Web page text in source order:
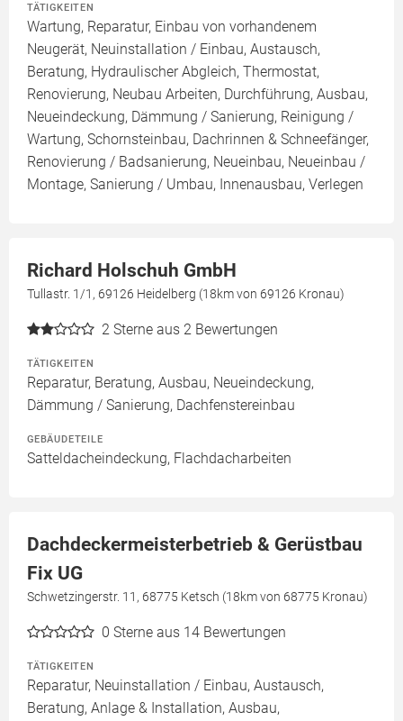
TÄTIGKEITEN
Wartung, Reparatur, Einbau von vorhandenem
Neugerät, Neuinstallation / Einbau, Austausch,
Beratung, Hydraulischer Abgleich, Thermostat,
Renovierung, Neubau Arbeiten, Durchführung, Ausbau,
Neueindeckung, Dämmung / Sanierung, Reinigung /
Wartung, Schornsteinbau, Dachrinnen & Schneefänger,
Renovierung / Badsanierung, Neueinbau, Neueinbau /
Montage, Sanierung / Umbau, Innenausbau, Verlegen
Richard Holschuh GmbH
Tullastr. 1/1, 69126 Heidelberg (18km von 69126 Kronau)
2 Sterne aus 2 Bewertungen
TÄTIGKEITEN
Reparatur, Beratung, Ausbau, Neueindeckung,
Dämmung / Sanierung, Dachfenstereinbau
GEBÄUDETEILE
Satteldacheindeckung, Flachdacharbeiten
Dachdeckermeisterbetrieb & Gerüstbau
Fix UG
Schwetzingerstr. 11, 68775 Ketsch (18km von 68775 Kronau)
0 Sterne aus 14 Bewertungen
TÄTIGKEITEN
Reparatur, Neuinstallation / Einbau, Austausch,
Beratung, Anlage & Installation, Ausbau,